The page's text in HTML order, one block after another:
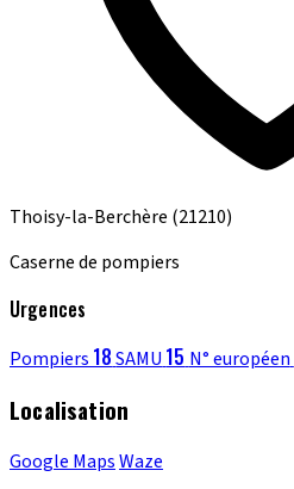
Thoisy-la-Berchère (21210)
Caserne de pompiers
Urgences
Pompiers 18SAMU 15 N° européen
Localisation
Google MapsWaze